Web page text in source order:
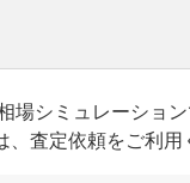
場シミュレーショ
、査定依頼をご利用